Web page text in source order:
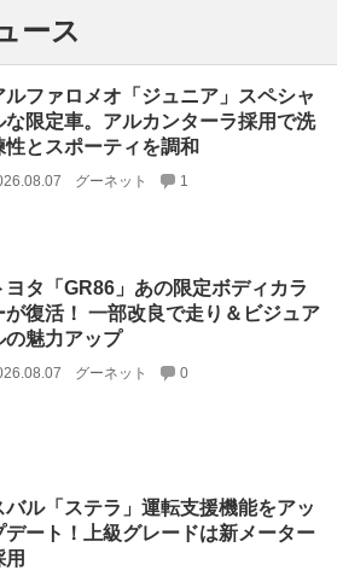
ース
ルファロメオ「ジュニア」スペシャ
な限定車。アルカンターラ採用で洗
性とスポーティを調和
グーネット 1
ヨタ「GR86」あの限定ボディカラ
が復活！ 一部改良で走り＆ビジュア
の魅力アップ
グーネット 0
バル「ステラ」運転支援機能をアッ
デート！上級グレードは新メーター
用